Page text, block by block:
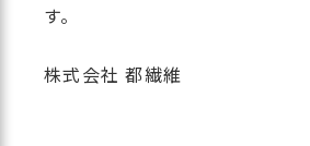
す。
株式会社 都繊維